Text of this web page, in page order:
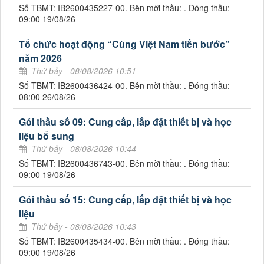
Số TBMT: IB2600435227-00. Bên mời thầu: . Đóng thầu:
09:00 19/08/26
Tổ chức hoạt động “Cùng Việt Nam tiến bước”
năm 2026
Thứ bảy - 08/08/2026 10:51
Số TBMT: IB2600436424-00. Bên mời thầu: . Đóng thầu:
08:00 26/08/26
Gói thầu số 09: Cung cấp, lắp đặt thiết bị và học
liệu bổ sung
Thứ bảy - 08/08/2026 10:44
Số TBMT: IB2600436743-00. Bên mời thầu: . Đóng thầu:
09:00 19/08/26
Gói thầu số 15: Cung cấp, lắp đặt thiết bị và học
liệu
Thứ bảy - 08/08/2026 10:43
Số TBMT: IB2600435434-00. Bên mời thầu: . Đóng thầu:
09:00 19/08/26